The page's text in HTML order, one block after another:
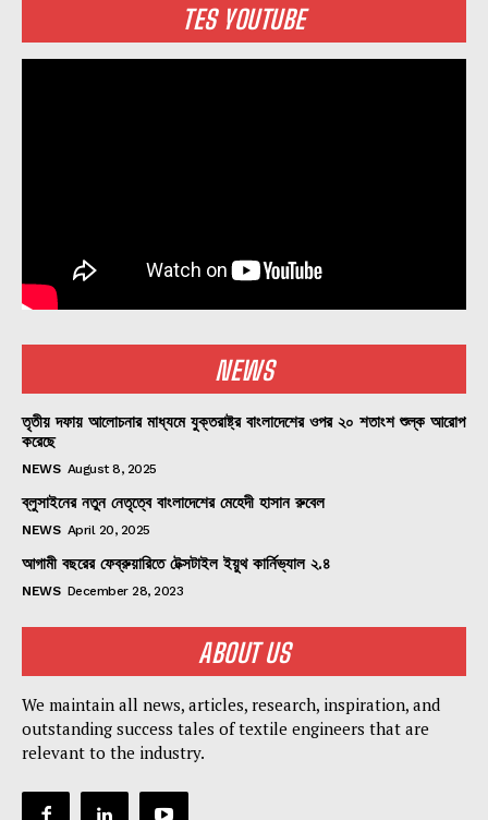
TES YOUTUBE
NEWS
তৃতীয় দফায় আলোচনার মাধ্যমে যুক্তরাষ্ট্র বাংলাদেশের ওপর ২০ শতাংশ শুল্ক আরোপ
করেছে
NEWS August 8, 2025
ব্লুসাইনের নতুন নেতৃত্বে বাংলাদেশের মেহেদী হাসান রুবেল
NEWS April 20, 2025
আগামী বছরের ফেব্রুয়ারিতে টেক্সটাইল ইয়ুথ কার্নিভ্যাল ২.৪
NEWS December 28, 2023
ABOUT US
We maintain all news, articles, research, inspiration, and
outstanding success tales of textile engineers that are
relevant to the industry.